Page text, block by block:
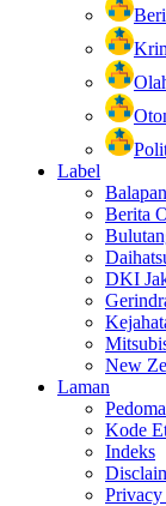
Label
Balapan
Berita
DKI
New
Laman
Kode
Indeks